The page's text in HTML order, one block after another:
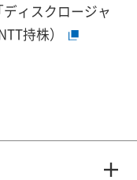
ィスクロージャ
持株）